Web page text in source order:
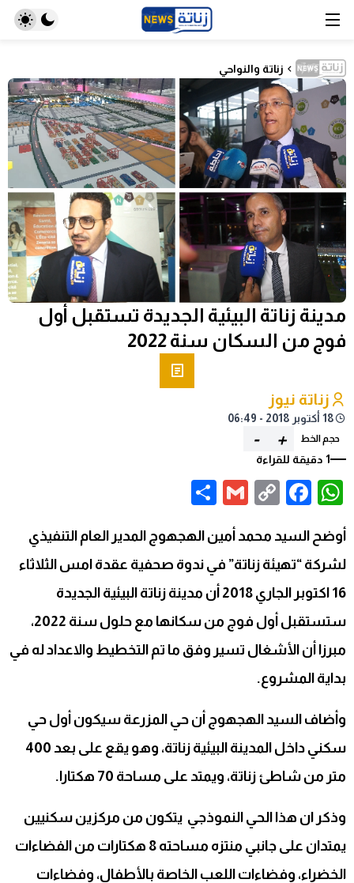
زناتة والنواحي
مدينة زناتة البيئية الجديدة تستقبل أول
فوج من السكان سنة 2022
زناتة نيوز
18 أكتوبر 2018 - 06:49
حجم الخط +
-
1 دقيقة للقراءة
WhatsApp
Facebook
Copy
Gmail
أوضح السيد محمد أمين الهجهوج المدير العام التنفيذي
لشركة “تهيئة زناتة” في ندوة صحفية عقدة امس الثلاثاء
16 اكتوبر الجاري 2018 أن مدينة زناتة البيئية الجديدة
ستستقبل أول فوج من سكانها مع حلول سنة 2022،
مبرزا أن الأشغال تسير وفق ما تم التخطيط والاعداد له في
بداية المشروع.
وأضاف السيد الهجهوج أن حي المزرعة سيكون أول حي
سكني داخل المدينة البيئية زناتة، وهو يقع على بعد 400
متر من شاطئ زناتة، ويمتد على مساحة 70 هكتارا.
وذكر ان هذا الحي النموذجي يتكون من مركزين سكنيين
يمتدان على جانبي منتزه مساحته 8 هكتارات من الفضاءات
الخضراء، وفضاءات اللعب الخاصة بالأطفال، وفضاءات